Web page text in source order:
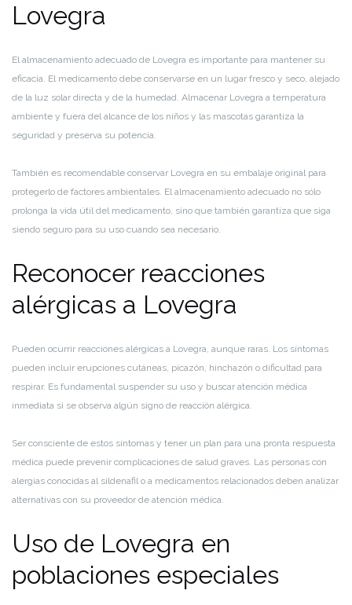
Lovegra
El almacenamiento adecuado de Lovegra es importante para mantener su
eficacia. El medicamento debe conservarse en un lugar fresco y seco, alejado
de la luz solar directa y de la humedad. Almacenar Lovegra a temperatura
ambiente y fuera del alcance de los niños y las mascotas garantiza la
seguridad y preserva su potencia.
También es recomendable conservar Lovegra en su embalaje original para
protegerlo de factores ambientales. El almacenamiento adecuado no sólo
prolonga la vida útil del medicamento, sino que también garantiza que siga
siendo seguro para su uso cuando sea necesario.
Reconocer reacciones
alérgicas a Lovegra
Pueden ocurrir reacciones alérgicas a Lovegra, aunque raras. Los síntomas
pueden incluir erupciones cutáneas, picazón, hinchazón o dificultad para
respirar. Es fundamental suspender su uso y buscar atención médica
inmediata si se observa algún signo de reacción alérgica.
Ser consciente de estos síntomas y tener un plan para una pronta respuesta
médica puede prevenir complicaciones de salud graves. Las personas con
alergias conocidas al sildenafil o a medicamentos relacionados deben analizar
alternativas con su proveedor de atención médica.
Uso de Lovegra en
poblaciones especiales